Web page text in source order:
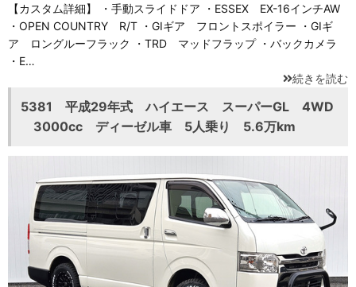
【カスタム詳細】 ・手動スライドドア ・ESSEX EX-16インチAW
・OPEN COUNTRY R/T ・GIギア フロントスポイラー ・GIギ
ア ロングルーフラック ・TRD マッドフラップ ・バックカメラ
・E…
続きを読む
5381 平成29年式 ハイエース スーパーGL 4WD
3000cc ディーゼル車 5人乗り 5.6万km